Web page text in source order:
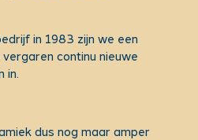
in 1983 zijn we een
continu nieuwe
in.
dus nog maar amper